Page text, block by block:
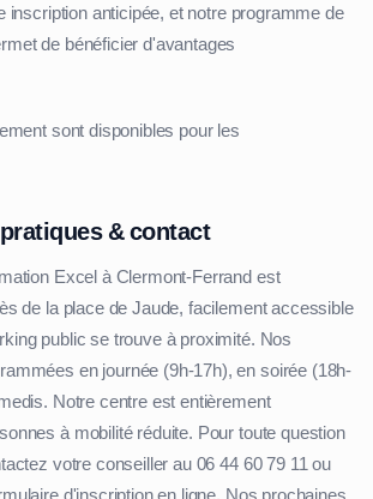
inscription anticipée, et notre programme de
de bénéficier d'avantages
sont disponibles pour les
& contact
Excel à Clermont-Ferrand est
de la place de Jaude, facilement accessible
public se trouve à proximité. Nos
en journée (9h-17h), en soirée (18h-
Notre centre est entièrement
à mobilité réduite. Pour toute question
votre conseiller au 06 44 60 79 11 ou